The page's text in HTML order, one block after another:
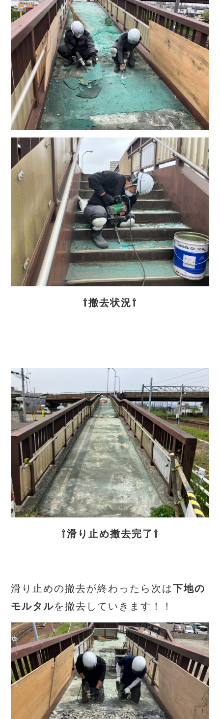
⇧撤去状況⇧
⇧滑り止め撤去完了⇧
滑り止めの撤去が終わったら次は下地の
モルタルを撤去していきます！！